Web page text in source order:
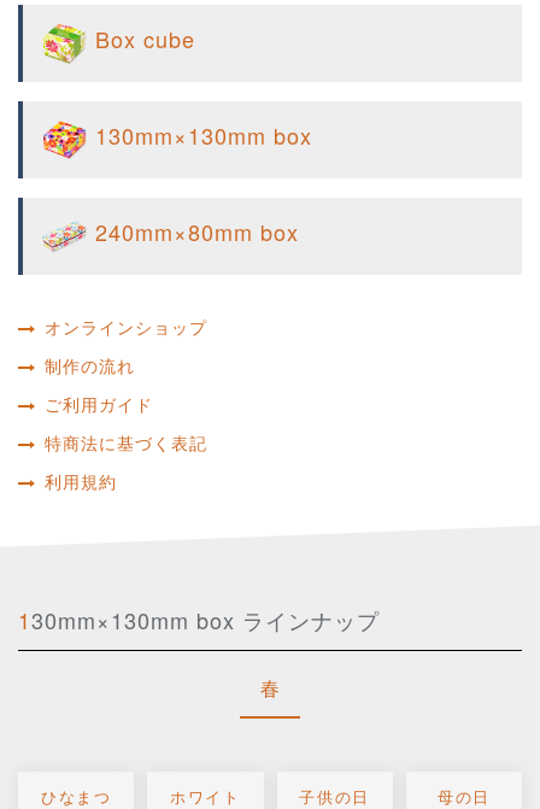
Box cube
130mm×130mm box
240mm×80mm box
オンラインショップ
制作の流れ
ご利用ガイド
特商法に基づく表記
利用規約
130mm×130mm box ラインナップ
春
ひなまつ
ホワイト
子供の日 母の日